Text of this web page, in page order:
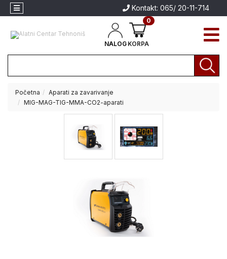
Kontakt: 065/ 20-11-714
NALOG KORPA
0
Akcija
Početna
Aparati za zavarivanje
MIG-MAG-TIG-MMA-CO2-aparati